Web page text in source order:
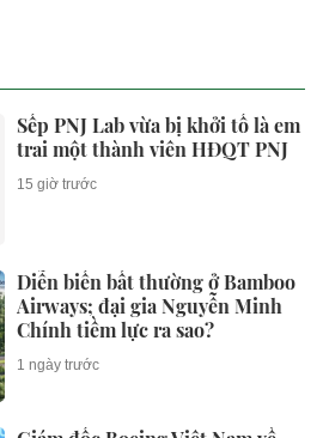
Sếp PNJ Lab vừa bị khởi tố là em
trai một thành viên HĐQT PNJ
15 giờ trước
Diễn biến bất thường ở Bamboo
Airways; đại gia Nguyễn Minh
Chính tiềm lực ra sao?
1 ngày trước